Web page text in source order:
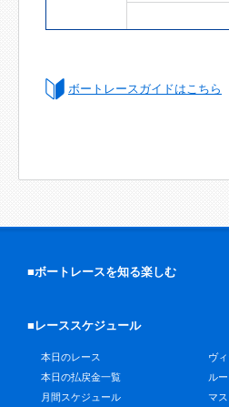
ボートレースガイドはこちら
■ボートレースを知る楽しむ
■レーススケジュール
本日のレース
本日の払戻金一覧
月間スケジュール
ヴ
ル
マ